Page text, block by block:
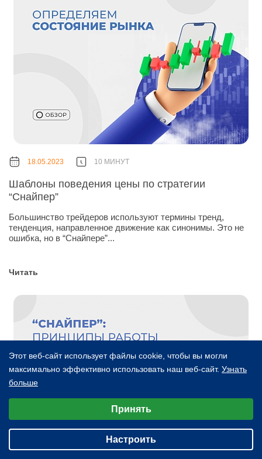
18.05.2023 10 МИНУТ
Шаблоны поведения цены по стратегии
“Снайпер”
Большинство трейдеров используют термины тренд,
тенденция, направленное движение как синонимы. Это не
ошибка, но в “Снайпере”...
Читать
Этот веб-сайт использует файлы cookie, чтобы вы могли
максимально эффективно использовать наш веб-сайт. Узнать
больше
Аналитические/Функциональные
Принять
Настроить